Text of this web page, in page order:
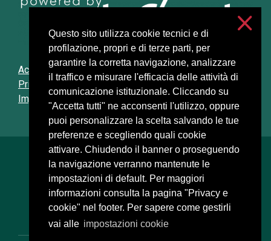
Questo sito utilizza cookie tecnici e di
profilazione, propri e di terze parti, per
garantire la corretta navigazione, analizzare
il traffico e misurare l'efficacia delle attività di
comunicazione istituzionale. Cliccando su
"Accetta tutti" ne acconsenti l'utilizzo, oppure
puoi personalizzare la scelta salvando le tue
preferenze e scegliendo quali cookie
attivare. Chiudendo il banner o proseguendo
la navigazione verranno mantenute le
impostazioni di default. Per maggiori
informazioni consulta la pagina "Privacy e
cookie" nel footer. Per sapere come gestirli
vai alle impostazioni cookie
Accessibilità
Privacy e cookies
Impostazioni cookie
Università degli Studi di Milano
Via Festa del Perdono, 7 - 20122 Milano
Posta Elettronica Certificata